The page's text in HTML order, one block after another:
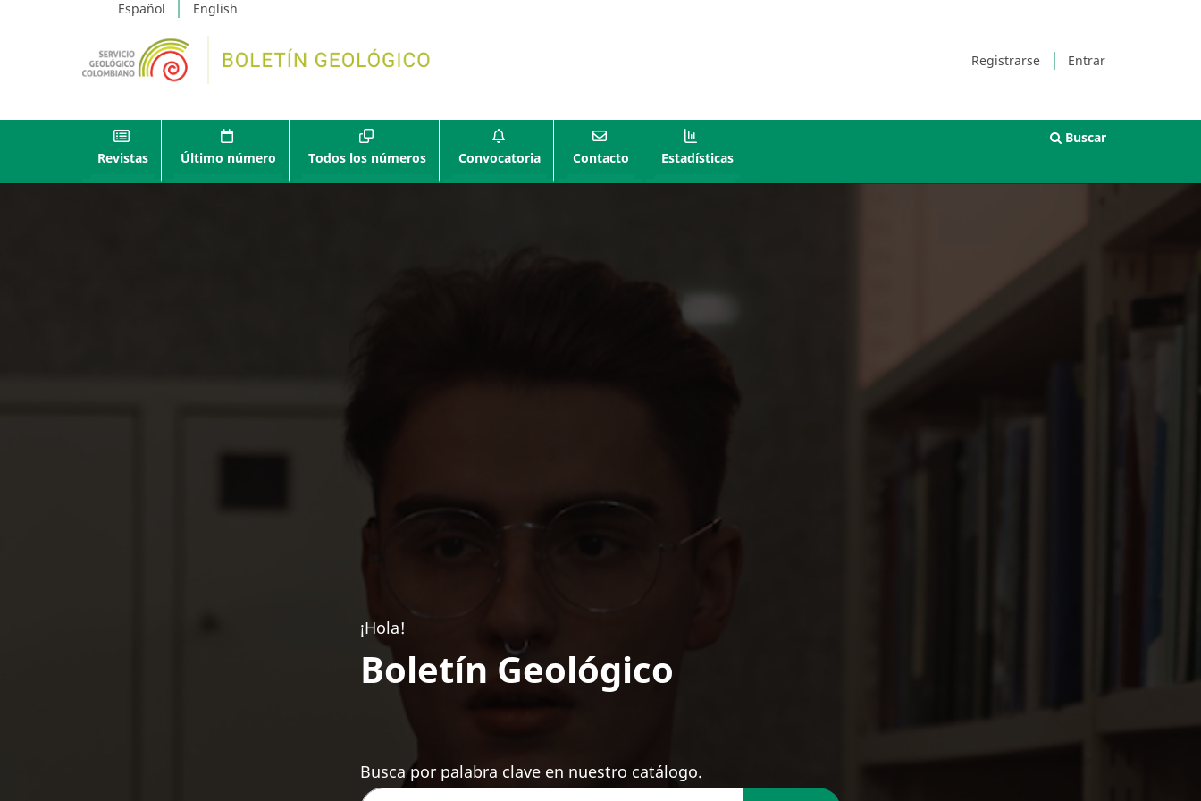
Español English
Registrarse Entrar
Revistas Último número Todos los números Convocatoria Contacto Estadísticas
Buscar
¡Hola!
Boletín Geológico
Busca por palabra clave en nuestro catálogo.